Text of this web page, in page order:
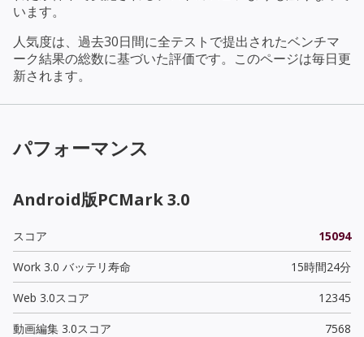
います。
人気度は、過去30日間に全テストで提出されたベンチマ
ーク結果の総数に基づいた評価です。このページは毎日更
新されます。
パフォーマンス
Android版PCMark 3.0
スコア
15094
Work 3.0 バッテリ寿命
15時間24分
Web 3.0スコア
12345
動画編集 3.0スコア
7568